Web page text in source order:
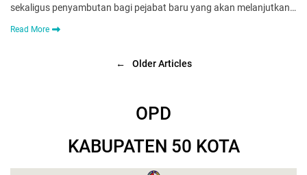
sekaligus penyambutan bagi pejabat baru yang akan melanjutkan…
Read More
← Older Articles
OPD
KABUPATEN 50 KOTA